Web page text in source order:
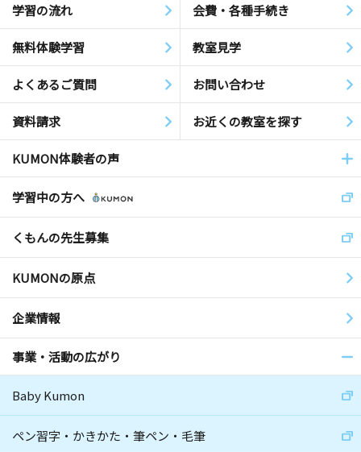
学習の流れ 会費・各種手続き
無料体験学習 教室見学
よくあるご質問 お問い合わせ
資料請求 お近くの教室を探す
KUMON体験者の声
学習中の方へ
くもんの先生募集
KUMONの原点
企業情報
事業・活動の広がり
Baby Kumon
ペン習字・かきかた・筆ペン・毛筆